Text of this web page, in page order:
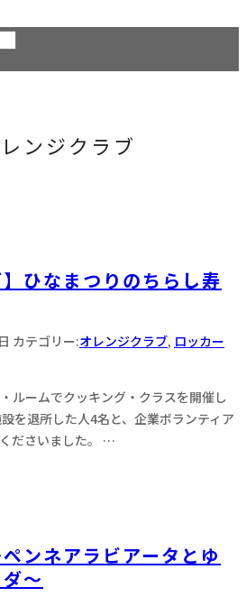
ンジクラブ
】ひなまつりのちらし寿
カテゴリー:オレンジクラブ, ロッカー
ルームでクッキング・クラスを開催し
を退所した人4名と、企業ボランティア
ださいました。 …
ンネアラビアータとゆ
～